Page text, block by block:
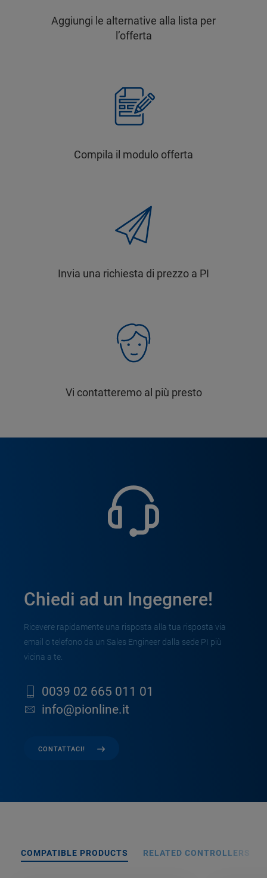
Aggiungi le alternative alla lista per
l’offerta
Compila il modulo offerta
Invia una richiesta di prezzo a PI
Vi contatteremo al più presto
Chiedi ad un Ingegnere!
Ricevere rapidamente una risposta alla tua risposta via
email o telefono da un Sales Engineer dalla sede PI più
vicina a te.
0039 02 665 011 01
info@pionline.it
CONTATTACI!
COMPATIBLE PRODUCTS RELATED CONTROLLERS